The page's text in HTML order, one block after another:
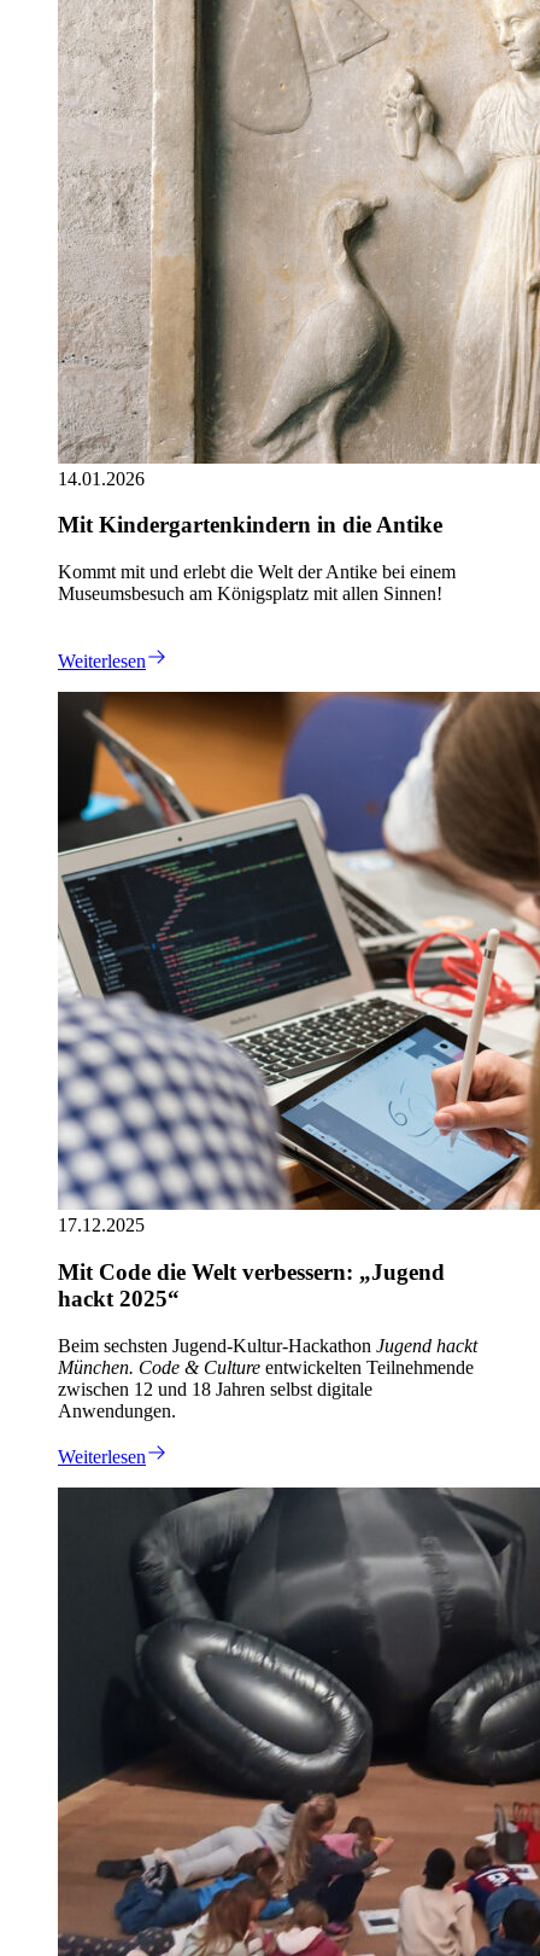
14.01.2026
Mit Kindergartenkindern in die Antike
Kommt mit und erlebt die Welt der Antike bei einem
Museumsbesuch am Königsplatz mit allen Sinnen!
Weiterlesen
17.12.2025
Mit Code die Welt verbessern: „Jugend
hackt 2025“
Beim sechsten Jugend-Kultur-Hackathon Jugend hackt
München. Code & Culture entwickelten Teilnehmende
zwischen 12 und 18 Jahren selbst digitale
Anwendungen.
Weiterlesen